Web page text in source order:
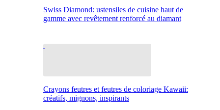
Swiss Diamond: ustensiles de cuisine haut de
gamme avec revêtement renforcé au diamant
Crayons feutres et feutres de coloriage Kawaii:
créatifs, mignons, inspirants